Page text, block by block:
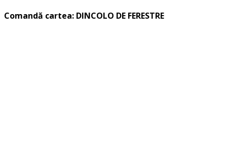
Comandă cartea: DINCOLO DE FERESTRE